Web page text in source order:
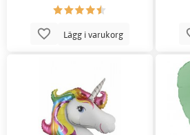
Lägg i varukorg